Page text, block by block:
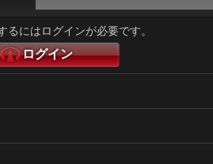
るにはログインが必要です。
ログイン